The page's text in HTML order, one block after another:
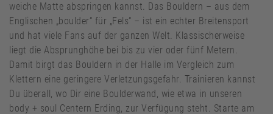
weiche Matte abspringen kannst. Das Bouldern – aus dem
Englischen „boulder“ für „Fels“ – ist ein echter Breitensport
und hat viele Fans auf der ganzen Welt. Klassischerweise
liegt die Absprunghöhe bei bis zu vier oder fünf Metern.
Damit birgt das Bouldern in der Halle im Vergleich zum
Klettern eine geringere Verletzungsgefahr. Trainieren kannst
Du überall, wo Dir eine Boulderwand, wie etwa in unseren
body + soul Centern Erding, zur Verfügung steht. Starte am